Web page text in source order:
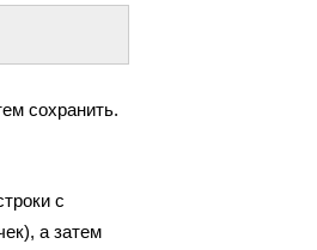
сохранить.
с
а затем